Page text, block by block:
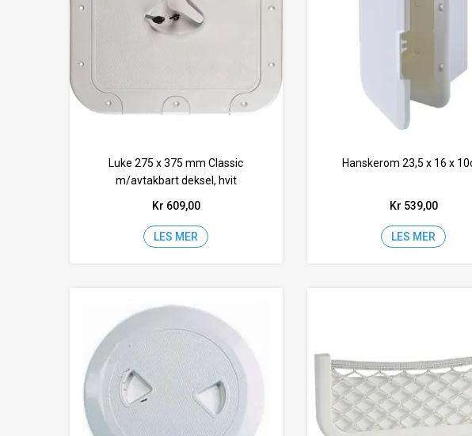
Luke 275 x 375 mm Classic
m/avtakbart deksel, hvit
Kr 609,00
LES MER
Hanskerom 23,5 x 16 x
Kr 539,00
LES MER